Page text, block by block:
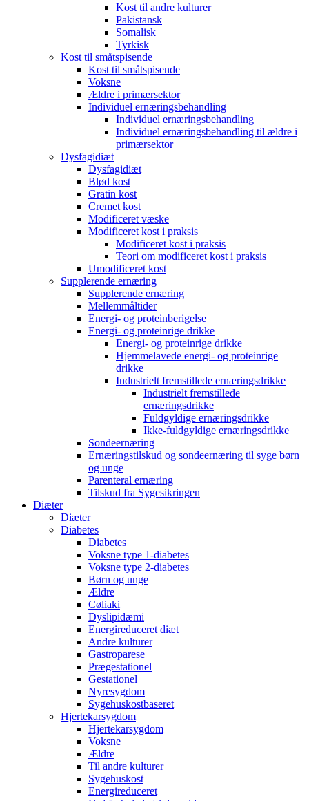
Kost til andre kulturer
Pakistansk
Somalisk
Tyrkisk
Kost til småtspisende
Kost til småtspisende
Voksne
Ældre i primærsektor
Individuel ernæringsbehandling
Individuel ernæringsbehandling
Individuel ernæringsbehandling til ældre i
primærsektor
Dysfagidiæt
Dysfagidiæt
Blød kost
Gratin kost
Cremet kost
Modificeret væske
Modificeret kost i praksis
Modificeret kost i praksis
Teori om modificeret kost i praksis
Umodificeret kost
Supplerende ernæring
Supplerende ernæring
Mellemmåltider
Energi- og proteinberigelse
Energi- og proteinrige drikke
Energi- og proteinrige drikke
Hjemmelavede energi- og proteinrige
drikke
Industrielt fremstillede ernæringsdrikke
Industrielt fremstillede
ernæringsdrikke
Fuldgyldige ernæringsdrikke
Ikke-fuldgyldige ernæringsdrikke
Sondeernæring
Ernæringstilskud og sondeernæring til syge børn
og unge
Parenteral ernæring
Tilskud fra Sygesikringen
Diæter
Diæter
Diabetes
Diabetes
Voksne type 1-diabetes
Voksne type 2-diabetes
Børn og unge
Ældre
Cøliaki
Dyslipidæmi
Energireduceret diæt
Andre kulturer
Gastroparese
Prægestationel
Gestationel
Nyresygdom
Sygehuskostbaseret
Hjertekarsygdom
Hjertekarsygdom
Voksne
Ældre
Til andre kulturer
Sygehuskost
Energireduceret